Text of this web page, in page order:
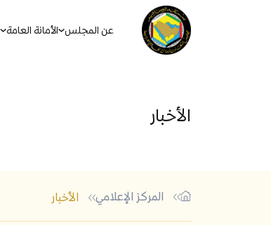
عن المجلس الأمانة العامة
الأخبار
المركز الإعلامي الأخبار
أكثر الكلمات الشائعة في البحث